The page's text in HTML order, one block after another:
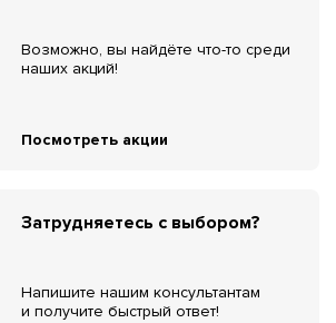
Возможно, вы найдёте что-то среди
наших акций!
Посмотреть акции
Затрудняетесь с выбором?
Напишите нашим консультантам
и получите быстрый ответ!